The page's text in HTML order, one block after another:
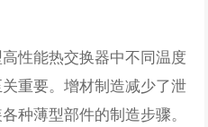
性能热交换器中不同温度
重要。增材制造减少了泄
种薄型部件的制造步骤。